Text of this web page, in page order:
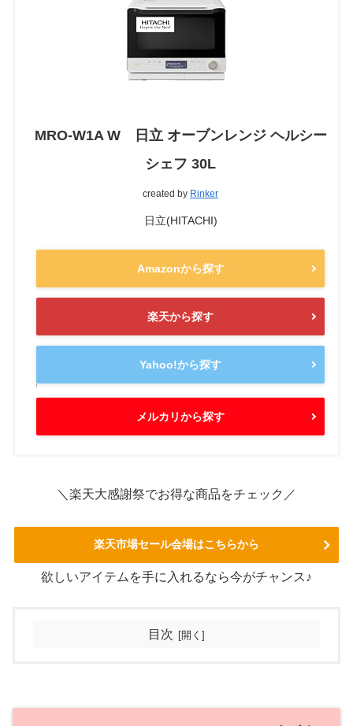
MRO-W1A W 日立 オーブンレンジ ヘルシー
シェフ 30L
created by Rinker
日立(HITACHI)
Amazonから探す
楽天から探す
Yahoo!から探す
メルカリから探す
＼楽天大感謝祭でお得な商品をチェック／
楽天市場セール会場はこちらから
欲しいアイテムを手に入れるなら今がチャンス♪
目次